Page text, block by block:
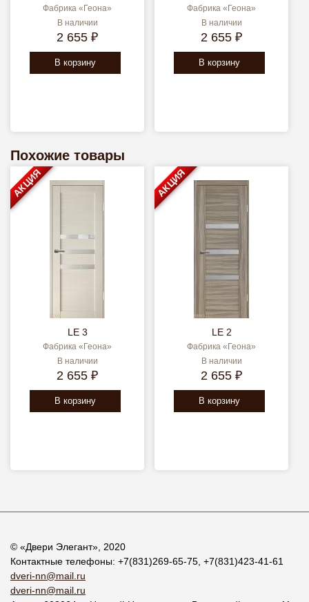
Фабрика «Геона»
В наличии
2 655 ₽
В корзину
Фабрика «Геона»
В наличии
2 655 ₽
В корзину
Похожие товары
LE 3
Фабрика «Геона»
В наличии
2 655 ₽
В корзину
АКЦИЯ
LE 2
Фабрика «Геона»
В наличии
2 655 ₽
В корзину
АКЦИЯ
© «Двери Элегант», 2020
Контактные телефоны: +7(831)269-65-75 +7(831)423-41-61
dveri-nn@mail.ru
dveri-nn@mail.ru